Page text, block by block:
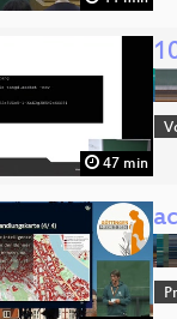
47 min